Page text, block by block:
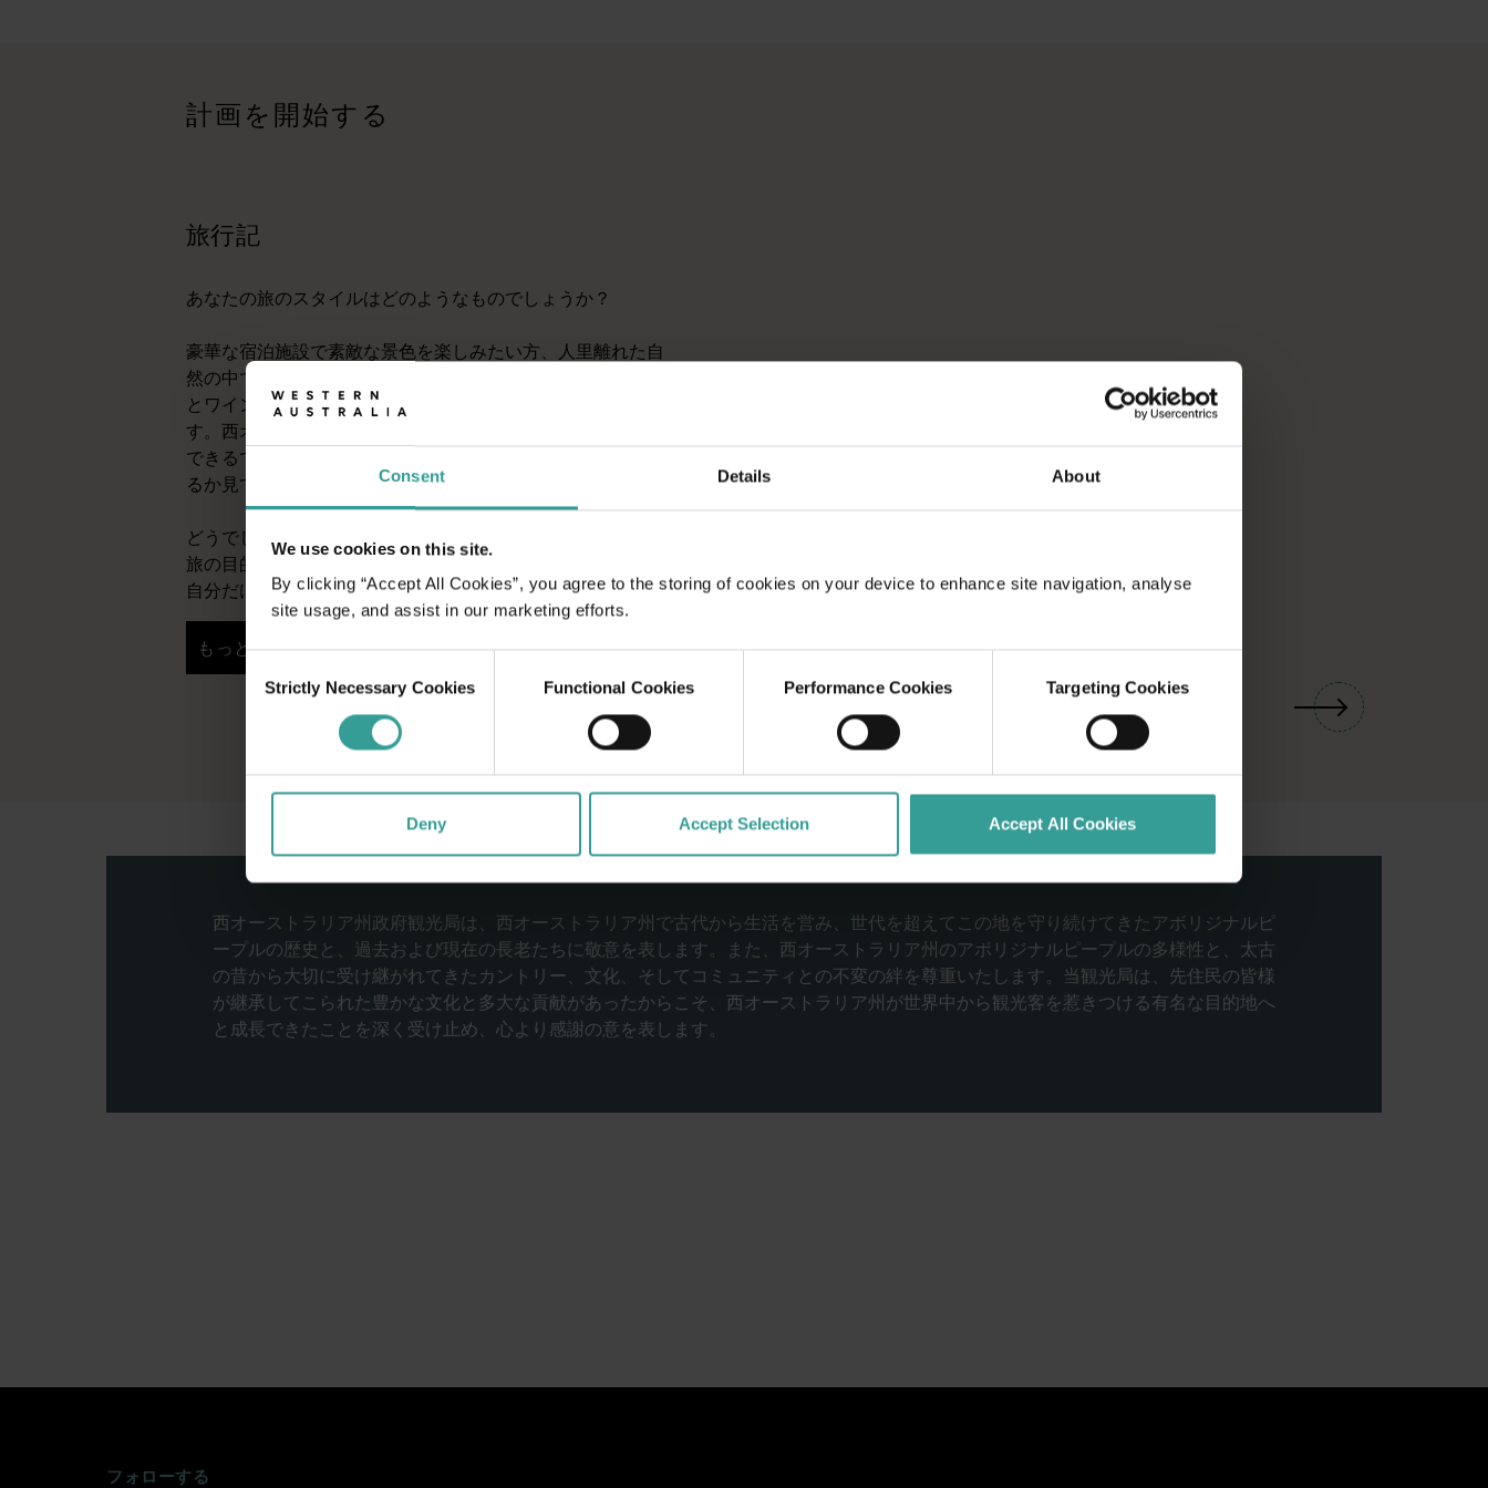
Consent Details About
We use cookies on this site.
By clicking “Accept All Cookies”, you agree to the storing of cookies on your device to enhance site navigation, analyse
site usage, and assist in our marketing efforts.
Consent
Selection
Strictly Necessary Cookies Functional Cookies Performance Cookies Targeting Cookies
Deny Accept Selection Accept All Cookies
<p>西オーストラリア州への旅行のご予定でしょうか？ここでは西オーストラリア州の素晴らしいアウトドア・ライフスタイル、多様な文化、そして別世界のような観光地での体験
01/03
計画を開始する
旅行記
あなたの旅のスタイルはどのようなものでしょうか？
豪華な宿泊施設で素敵な景色を楽しみたい方、人里離れた自
然の中でくつろぎたい方、文化に触れながら世界一流の料理
とワインでくつろぎたい方など、様々な方がいると思いま
す。西オーストラリアではそれぞれの方にあった夢の旅行が
できるでしょう。クイズに答えながら、どのようなものがあ
るか見てみましょう。
どうでしょう、ワクワクしませんか？
旅の目的地のことをもっと詳しく知りたいと思いませんか？
自分だけのオリジナルの旅程を計画したくありませんか？
是非私たちの計画ツールを見てみてください。
もっと読む
もっと読む
西オーストラリア州政府観光局は、西オーストラリア州で古代から生活を営み、世代を超えてこの地を守り続けてきたアボリジナルピ
ープルの歴史と、過去および現在の長老たちに敬意を表します。また、西オーストラリア州のアボリジナルピープルの多様性と、太古
の昔から大切に受け継がれてきたカントリー、文化、そしてコミュニティとの不変の絆を尊重いたします。当観光局は、先住民の皆様
が継承してこられた豊かな文化と多大な貢献があったからこそ、西オーストラリア州が世界中から観光客を惹きつける有名な目的地へ
と成長できたことを深く受け止め、心より感謝の意を表します。
フォローする